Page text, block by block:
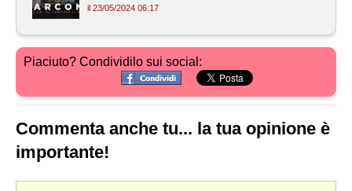
il 23/05/2024 06:17
Piaciuto? Condividilo sui social:
Commenta anche tu... la tua opinione è
importante!